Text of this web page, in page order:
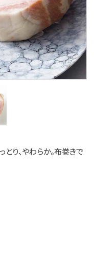
り、やわらか。布巻きで